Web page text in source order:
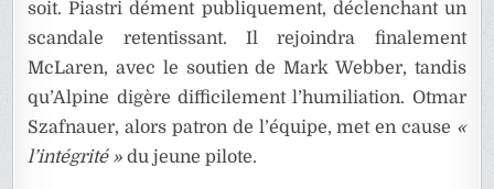
soit. Piastri dément publiquement, déclenchant un
scandale retentissant. Il rejoindra finalement
McLaren, avec le soutien de Mark Webber, tandis
qu’Alpine digère difficilement l’humiliation. Otmar
Szafnauer, alors patron de l’équipe, met en cause «
l’intégrité » du jeune pilote.